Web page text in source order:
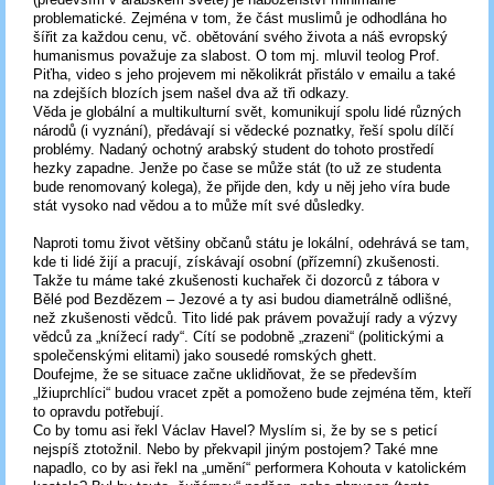
problematické. Zejména v tom, že část muslimů je odhodlána ho
šířit za každou cenu, vč. obětování svého života a náš evropský
humanismus považuje za slabost. O tom mj. mluvil teolog Prof.
Piťha, video s jeho projevem mi několikrát přistálo v emailu a také
na zdejších blozích jsem našel dva až tři odkazy.
Věda je globální a multikulturní svět, komunikují spolu lidé různých
národů (i vyznání), předávají si vědecké poznatky, řeší spolu dílčí
problémy. Nadaný ochotný arabský student do tohoto prostředí
hezky zapadne. Jenže po čase se může stát (to už ze studenta
bude renomovaný kolega), že přijde den, kdy u něj jeho víra bude
stát vysoko nad vědou a to může mít své důsledky.
Naproti tomu život většiny občanů státu je lokální, odehrává se tam,
kde ti lidé žijí a pracují, získávají osobní (přízemní) zkušenosti.
Takže tu máme také zkušenosti kuchařek či dozorců z tábora v
Bělé pod Bezdězem – Jezové a ty asi budou diametrálně odlišné,
než zkušenosti vědců. Tito lidé pak právem považují rady a výzvy
vědců za „knížecí rady“. Cítí se podobně „zrazeni“ (politickými a
společenskými elitami) jako sousedé romských ghett.
Doufejme, že se situace začne uklidňovat, že se především
„lžiuprchlíci“ budou vracet zpět a pomoženo bude zejména těm, kteří
to opravdu potřebují.
Co by tomu asi řekl Václav Havel? Myslím si, že by se s peticí
nejspíš ztotožnil. Nebo by překvapil jiným postojem? Také mne
napadlo, co by asi řekl na „umění“ performera Kohouta v katolickém